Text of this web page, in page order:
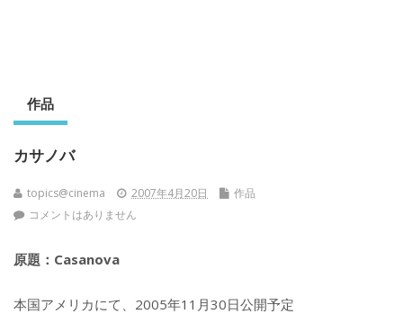
作品
カサノバ
topics@cinema 2007年4月20日
作品
コメントはありません
原題：Casanova
本国アメリカにて、2005年11月30日公開予定